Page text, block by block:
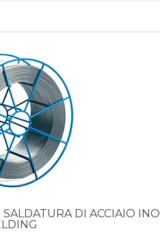
DI ACCIAIO